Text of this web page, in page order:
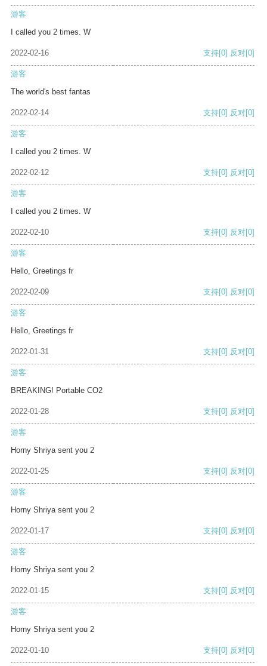
游客
I called you 2 times. W
2022-02-16 支持[0] 反对[0]
游客
The world's best fantas
2022-02-14 支持[0] 反对[0]
游客
I called you 2 times. W
2022-02-12 支持[0] 反对[0]
游客
I called you 2 times. W
2022-02-10 支持[0] 反对[0]
游客
Hello, Greetings fr
2022-02-09 支持[0] 反对[0]
游客
Hello, Greetings fr
2022-01-31 支持[0] 反对[0]
游客
BREAKING! Portable CO2
2022-01-28 支持[0] 反对[0]
游客
Horny Shriya sent you 2
2022-01-25 支持[0] 反对[0]
游客
Horny Shriya sent you 2
2022-01-17 支持[0] 反对[0]
游客
Horny Shriya sent you 2
2022-01-15 支持[0] 反对[0]
游客
Horny Shriya sent you 2
2022-01-10 支持[0] 反对[0]